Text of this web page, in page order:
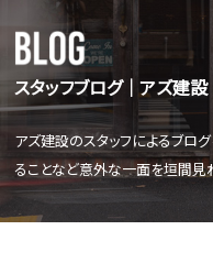
スタッフブログ│アズ建設
アズ建設のスタッフによるブロ
ることなど意外な一面を垣間見